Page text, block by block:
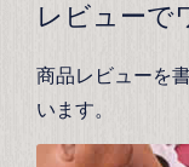
レビューで
商品レビューを
います。